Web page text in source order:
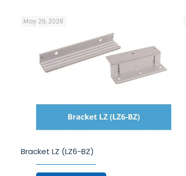
May 29, 2026
Bracket LZ (LZ6-BZ)